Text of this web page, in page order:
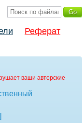
Реферат
ваши авторские